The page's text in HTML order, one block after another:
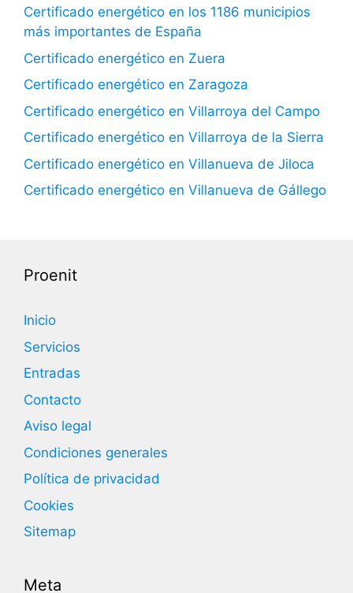
Certificado energético en los 1186 municipios
más importantes de España
Certificado energético en Zuera
Certificado energético en Zaragoza
Certificado energético en Villarroya del Campo
Certificado energético en Villarroya de la Sierra
Certificado energético en Villanueva de Jiloca
Certificado energético en Villanueva de Gállego
Proenit
Inicio
Servicios
Entradas
Contacto
Aviso legal
Condiciones generales
Política de privacidad
Cookies
Sitemap
Meta